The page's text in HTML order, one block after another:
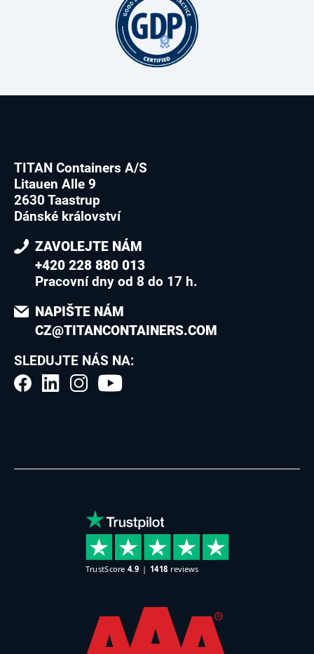
TITAN Containers A/S
Litauen Alle 9
2630 Taastrup
Dánské království
ZAVOLEJTE NÁM
+420 228 880 013
Pracovní dny od 8 do 17 h.
NAPIŠTE NÁM
CZ@TITANCONTAINERS.COM
SLEDUJTE NÁS NA: